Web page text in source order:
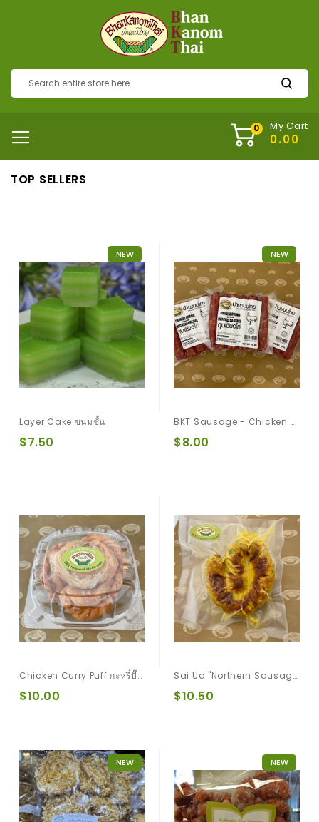
My Cart
TOP SELLERS
NEW
Layer Cake ขนมชั้น
$7.50
NEW
BKT Sausage - Chicken กุนเชียงไก่
$8.00
Chicken Curry Puff กะหรี่ปั๊ปไส้ไก่
$10.00
Sai Ua "Northern Sausage ไส้อั่ว
$10.50
NEW NEW